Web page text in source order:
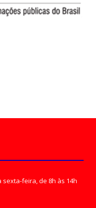
feira, de 8h às 14h